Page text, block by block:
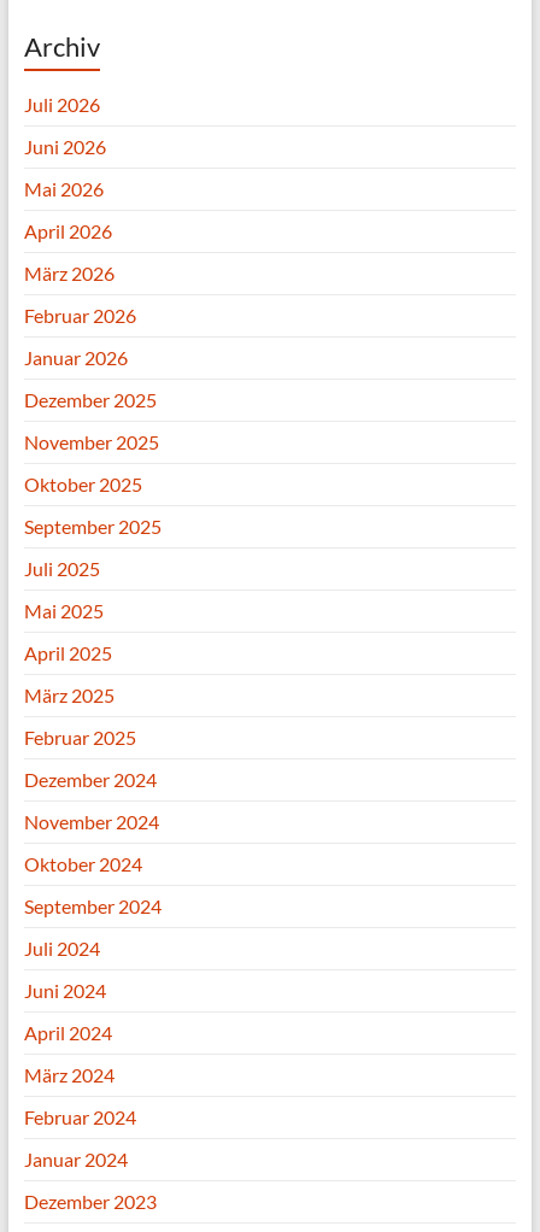
Archiv
Juli 2026
Juni 2026
Mai 2026
April 2026
März 2026
Februar 2026
Januar 2026
Dezember 2025
November 2025
Oktober 2025
September 2025
Juli 2025
Mai 2025
April 2025
März 2025
Februar 2025
Dezember 2024
November 2024
Oktober 2024
September 2024
Juli 2024
Juni 2024
April 2024
März 2024
Februar 2024
Januar 2024
Dezember 2023